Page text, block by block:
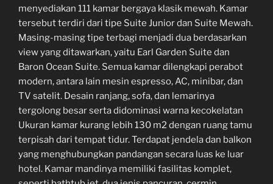
menyediakan 111 kamar bergaya klasik mewah. Kamar
tersebut terdiri dari tipe Suite Junior dan Suite Mewah.
Masing-masing tipe terbagi menjadi dua berdasarkan
view yang ditawarkan, yaitu Earl Garden Suite dan
Baron Ocean Suite. Semua kamar dilengkapi perabot
modern, antara lain mesin espresso, AC, minibar, dan
TV satelit. Desain ranjang, sofa, dan lemarinya
tergolong besar serta didominasi warna kecokelatan
Ukuran kamar kurang lebih 130 m2 dengan ruang tamu
terpisah dari tempat tidur. Terdapat jendela dan balkon
yang menghubungkan pandangan secara luas ke luar
hotel. Kamar mandinya memiliki fasilitas komplet,